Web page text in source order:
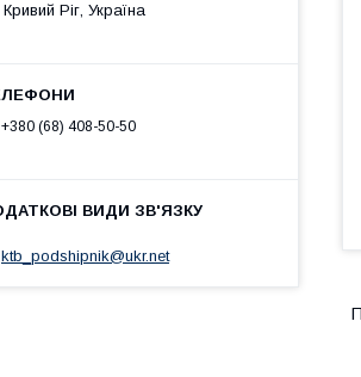
Кривий Ріг, Україна
+380 (68) 408-50-50
ktb_podshipnik@ukr.net